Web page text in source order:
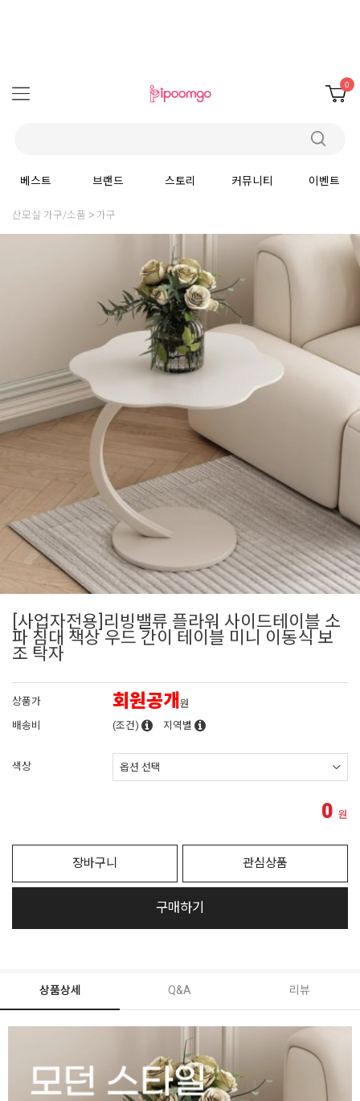
0
베스트 브랜드 스토리 커뮤니티 이벤트
산모실 가구/소품 가구
[사업자전용]리빙밸류 플라워 사이드테이블 소
파 침대 책상 우드 간이 테이블 미니 이동식 보
조 탁자
상품가 회원공개원
배송비
(조건) 지역별
색상
0 원
장바구니 관심상품
구매하기
상품상세 Q&A 리뷰